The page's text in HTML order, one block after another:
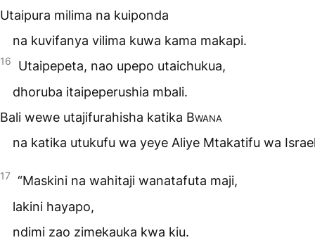
Utaipura milima na kuiponda
na kuvifanya vilima kuwa kama makapi.
16
Utaipepeta, nao upepo utaichukua,
dhoruba itaipeperushia mbali.
Bali wewe utajifurahisha katika Bwana
na katika utukufu wa yeye Aliye Mtakatifu wa
17 “Maskini na wahitaji wanatafuta maji,
lakini hayapo,
ndimi zao zimekauka kwa kiu.